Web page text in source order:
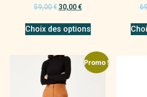
59,00€ 30,00€
Choix des options
Promo !